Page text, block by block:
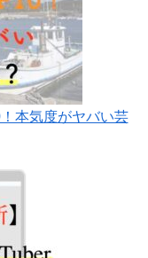
本気度がヤバい芸